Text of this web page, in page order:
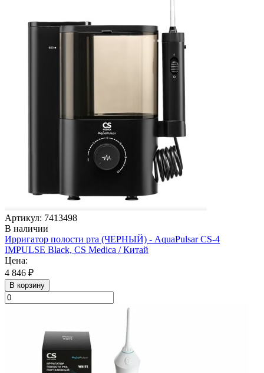
Артикул: 7413498
В наличии
Ирригатор полости рта (ЧЕРНЫЙ) - AquaPulsar CS-4
IMPULSE Black, CS Medica / Китай
Цена:
4 846 ₽
В корзину